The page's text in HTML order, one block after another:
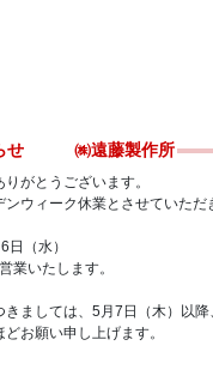
らせ ㈱遠藤製作所
がとうございます。
ウィーク休業とさせていただ
（水）
業いたします。
ましては、5月7日（木）以
お願い申し上げます。